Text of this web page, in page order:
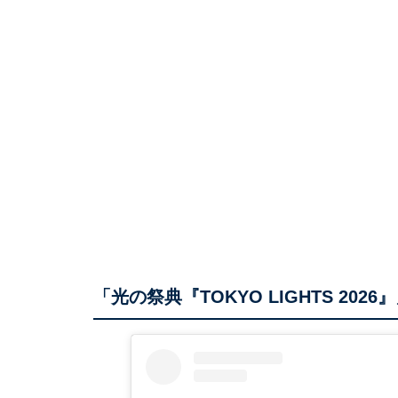
「光の祭典『TOKYO LIGHTS 2026